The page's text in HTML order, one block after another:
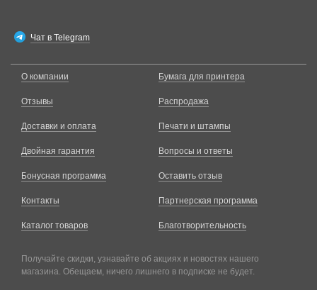
Чат в Telegram
О компании
Отзывы
Доставки и оплата
Двойная гарантия
Бонусная программа
Контакты
Каталог товаров
Бумага для принтера
Распродажа
Печати и штампы
Вопросы и ответы
Оставить отзыв
Партнерская программа
Благотворительность
Получайте скидки, узнавайте об акциях и новостях нашего
магазина. Обещаем, ничего лишнего в подписке не будет.